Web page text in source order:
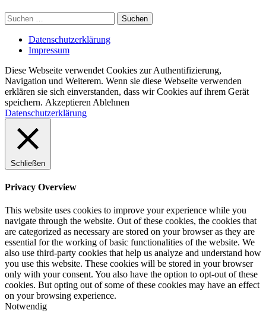
Suchen
nach:
Datenschutzerklärung
Impressum
Diese Webseite verwendet Cookies zur Authentifizierung,
Navigation und Weiterem. Wenn sie diese Webseite verwenden
erklären sie sich einverstanden, dass wir Cookies auf ihrem Gerät
speichern. Akzeptieren Ablehnen
Datenschutzerklärung
Schließen
Privacy Overview
This website uses cookies to improve your experience while you
navigate through the website. Out of these cookies, the cookies that
are categorized as necessary are stored on your browser as they are
essential for the working of basic functionalities of the website. We
also use third-party cookies that help us analyze and understand how
you use this website. These cookies will be stored in your browser
only with your consent. You also have the option to opt-out of these
cookies. But opting out of some of these cookies may have an effect
on your browsing experience.
Notwendig